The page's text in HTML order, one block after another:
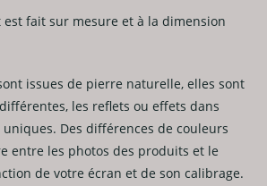
est fait sur mesure et à la dimension
issues de pierre naturelle, elles sont
les reflets ou effets dans
Des différences de couleurs
entre les photos des produits et le
de votre écran et de son calibrage.